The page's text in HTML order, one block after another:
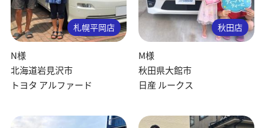
札幌平岡店
N様
北海道岩見沢市
トヨタ アルファード
秋田店
M様
秋田県大館市
日産 ルークス